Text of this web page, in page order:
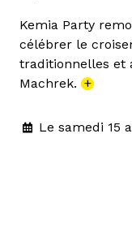
Kemia Party
célébrer le
traditionnelles et
Machrek. +
Le samedi 15